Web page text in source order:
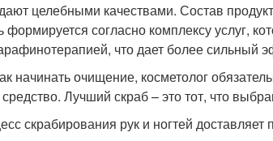
целебными качествами. Состав
формируется согласно комплексу услуг,
что дает более сильный
начинать очищение, косметолог
Лучший скраб – это тот, что
скрабирования рук и ногтей